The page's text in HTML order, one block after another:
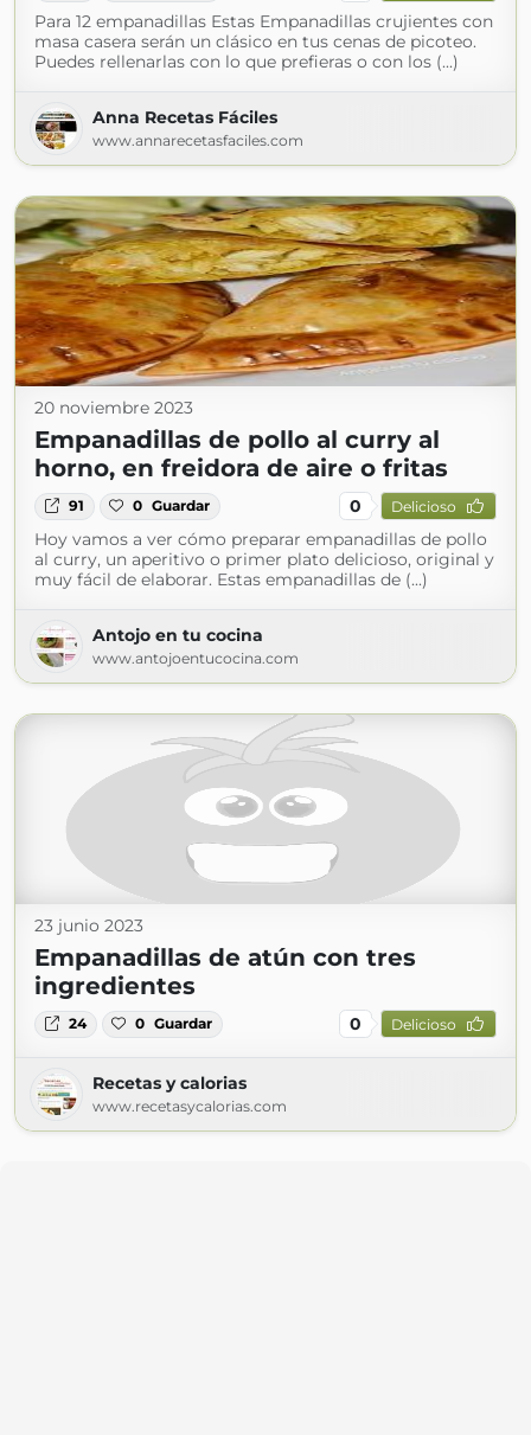
Para 12 empanadillas Estas Empanadillas crujientes con
masa casera serán un clásico en tus cenas de picoteo.
Puedes rellenarlas con lo que prefieras o con los (...)
Anna Recetas Fáciles
www.annarecetasfaciles.com
20 noviembre 2023
Empanadillas de pollo al curry al
horno, en freidora de aire o fritas
91 0 Guardar 0 Delicioso
Hoy vamos a ver cómo preparar empanadillas de pollo
al curry, un aperitivo o primer plato delicioso, original y
muy fácil de elaborar. Estas empanadillas de (...)
Antojo en tu cocina
www.antojoentucocina.com
23 junio 2023
Empanadillas de atún con tres
ingredientes
24 0 Guardar 0 Delicioso
Recetas y calorias
www.recetasycalorias.com